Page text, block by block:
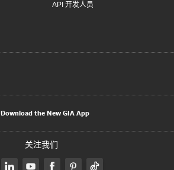
API 开发人员
Download the New GIA App
关注我们